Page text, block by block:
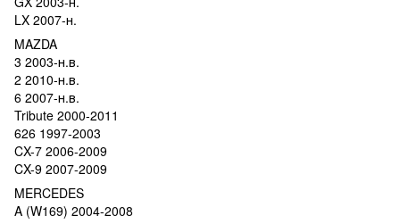
LX 2007-н.
MAZDA
3 2003-н.в.
2 2010-н.в.
6 2007-н.в.
Tribute 2000-2011
626 1997-2003
CX-7 2006-2009
CX-9 2007-2009
MERCEDES
A (W169) 2004-2008